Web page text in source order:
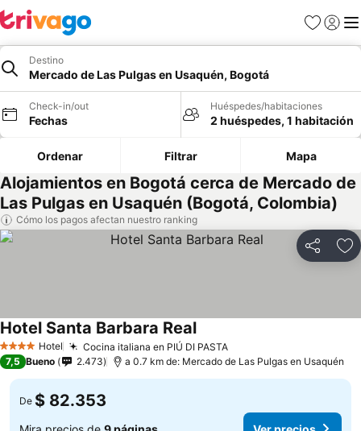
Favoritos
Iniciar
Destino
Mercado de Las Pulgas en Usaquén, Bogotá
Check-in/out
Fechas
Huéspedes/habitaciones
2 huéspedes, 1 habitación
Ordenar Filtrar Mapa
Alojamientos en Bogotá cerca de Mercado de
Las Pulgas en Usaquén (Bogotá, Colombia)
Cómo los pagos afectan nuestro ranking
Compartir
4 EstrellasHotel Cocina italiana en PIÚ DI PASTAVer precios
Hotel Santa Barbara RealVer precios
7,5 Bueno 2.473 a 0.7 km de: Mercado de Las Pulgas en Usaquén
De $ 82.353